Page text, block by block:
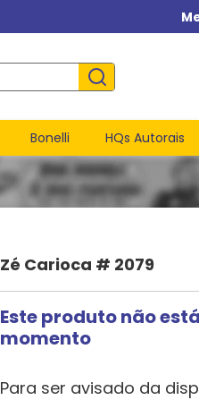
Bonelli HQs Autorais
Zé Carioca # 2079
Este produto não
momento
Para ser avisado da